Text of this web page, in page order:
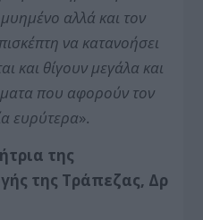
αλλά και τον
να κατανοήσει
και θίγουν μεγάλα και
που αφορούν τον
ευρύτερα».
της
της Τράπεζας, Δρ